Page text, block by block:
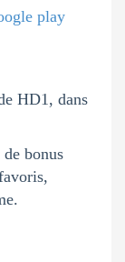
HD1, dans
bonus